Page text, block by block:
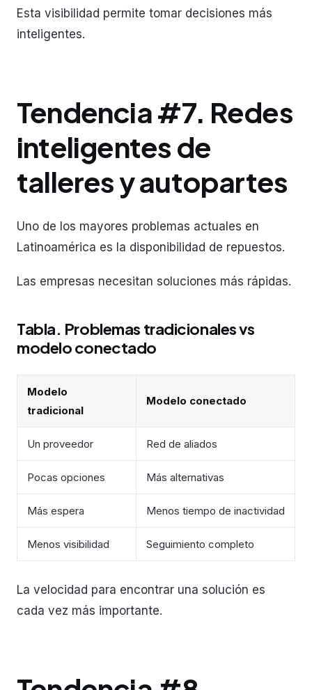
Esta visibilidad permite tomar decisiones más
inteligentes.
Tendencia #7. Redes
inteligentes de
talleres y autopartes
Uno de los mayores problemas actuales en
Latinoamérica es la disponibilidad de repuestos.
Las empresas necesitan soluciones más rápidas.
Tabla. Problemas tradicionales vs
modelo conectado
Modelo
tradicional
Modelo conectado
Un proveedor Red de aliados
Pocas opciones Más alternativas
Más espera Menos tiempo de inactividad
Menos visibilidad Seguimiento completo
La velocidad para encontrar una solución es
cada vez más importante.